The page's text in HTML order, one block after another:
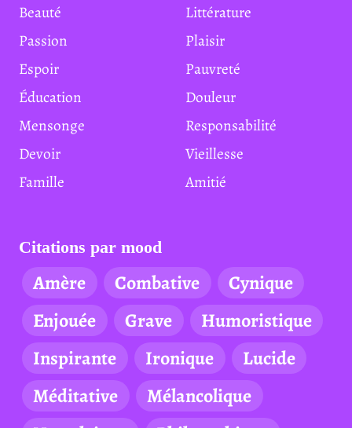
Beauté
Littérature
Passion
Plaisir
Espoir
Pauvreté
Éducation
Douleur
Mensonge
Responsabilité
Devoir
Vieillesse
Famille
Amitié
Citations par mood
Amère Combative
Cynique
Enjouée
Grave
Humoristique
Inspirante
Ironique
Lucide
Méditative
Mélancolique